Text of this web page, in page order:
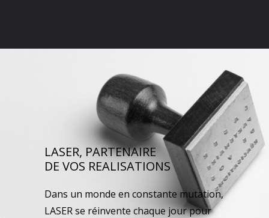
LASER, PARTENAIRE
DE VOS REALISATIONS
Dans un monde en constante mutation,
LASER se réinvente chaque jour pour